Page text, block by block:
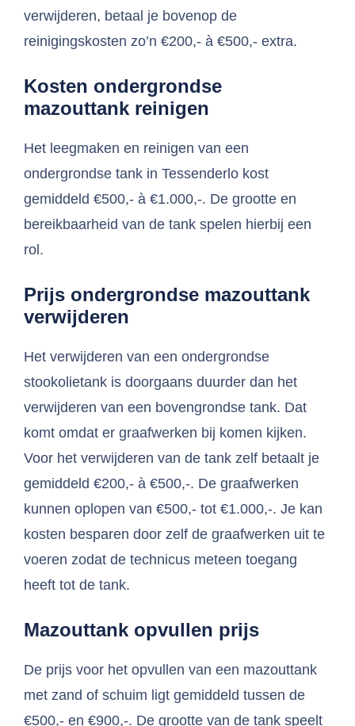
verwijderen, betaal je bovenop de
reinigingskosten zo’n €200,- à €500,- extra.
Kosten ondergrondse
mazouttank reinigen
Het leegmaken en reinigen van een
ondergrondse tank in Tessenderlo kost
gemiddeld €500,- à €1.000,-. De grootte en
bereikbaarheid van de tank spelen hierbij een
rol.
Prijs ondergrondse mazouttank
verwijderen
Het verwijderen van een ondergrondse
stookolietank is doorgaans duurder dan het
verwijderen van een bovengrondse tank. Dat
komt omdat er graafwerken bij komen kijken.
Voor het verwijderen van de tank zelf betaalt je
gemiddeld €200,- à €500,-. De graafwerken
kunnen oplopen van €500,- tot €1.000,-. Je kan
kosten besparen door zelf de graafwerken uit te
voeren zodat de technicus meteen toegang
heeft tot de tank.
Mazouttank opvullen prijs
De prijs voor het opvullen van een mazouttank
met zand of schuim ligt gemiddeld tussen de
€500,- en €900,-. De grootte van de tank speelt